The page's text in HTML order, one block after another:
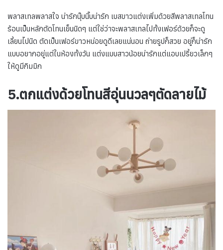
พลาสเทลพลาสใจ น่ารักนุ๊บนิ๊บน่ารัก เบสขาวแต่งเพิ่มด้วยสีพลาสเทลโทน
ร้อนเป็นหลักตัดโทนเย็นนิดๆ แต่ใช่ว่าจะพลาสเทลไปทั้งเฟอร์ด้วยก็จะดู
เลี้ยนไปนิด ตัดเป็นเฟอร์ขาวหน่อยดูดีเลยแน่นอน ถ่ายรูปก็สวย อยู่ก็น่ารัก
แบบอยากอยู่แต่ในห้องทั้งวัน แต่งแบบสาวน้อยน่ารักแต่แอบเปรี้ยวเล็กๆ
ให้ดูมีกิมมิก
5.ตกแต่งด้วยโทนสีอุ่นนวลๆตัดลายไม้